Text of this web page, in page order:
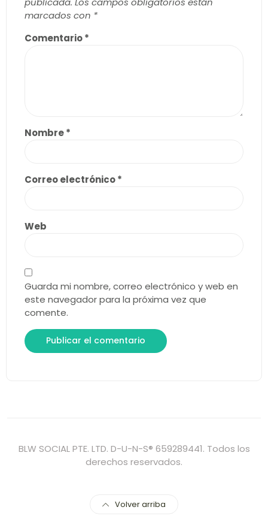
marcados con *
Comentario*
Nombre*
Correo electrónico*
Web
Guarda mi nombre, correo electrónico y web en
este navegador para la próxima vez que
comente.
BLW SOCIAL PTE. LTD. D-U-N-S® 659289441. Todos los
derechos reservados.
Volver arriba